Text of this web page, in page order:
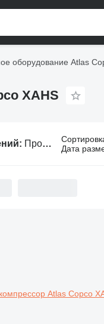
оборудование Atlas
XAHS
Промышленное оборудование Atlas Copco XAHS
Дата